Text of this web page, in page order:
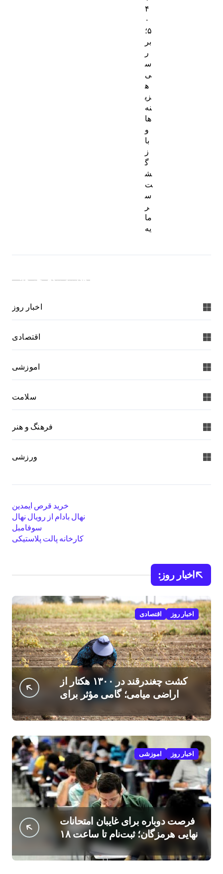
۴
۰
۵؛
بر
ر
س
ی
ه
زی
نه‌
ها
و
با
ز
گ
ش
ت
س
ر
ما
یه
دسته بندی خبرها:
اخبار روز
اقتصادی
اموزشی
سلامت
فرهنگ و هنر
ورزشی
خرید قرص ایمدین
نهال بادام از رویال نهال
سوفامبل
کارخانه پالت پلاستیکی
اخبار روز:
اخبار روز اقتصادی
کشت چغندرقند در ۱۳۰۰ هکتار از
اراضی میامی؛ گامی مؤثر برای
افزایش درآمد کشاورزان
اخبار روز اموزشی
فرصت دوباره برای غایبان امتحانات
نهایی هرمزگان؛ ثبت‌نام تا ساعت ۱۸
امروز